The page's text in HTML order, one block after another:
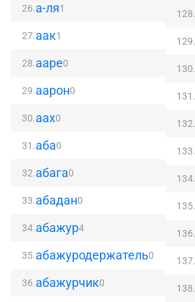
26.а-ля1
27.аак1
28.ааре0
29.аарон0
30.аах0
31.аба0
32.абага0
33.абадан0
34.абажур4
35.абажуродержатель0
36.абажурчик0
128.
129.
130.
131.
132.
133.
134.
135.
136.
137.
138.